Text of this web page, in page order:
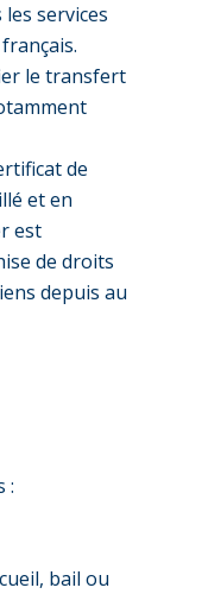
services
le transfert
de
et en
est
de droits
depuis au
:
bail ou